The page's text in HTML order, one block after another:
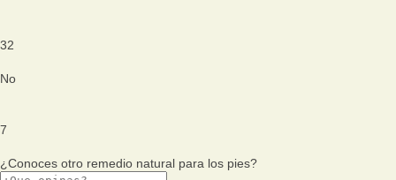
32
No
7
¿Conoces otro remedio natural para los pies?